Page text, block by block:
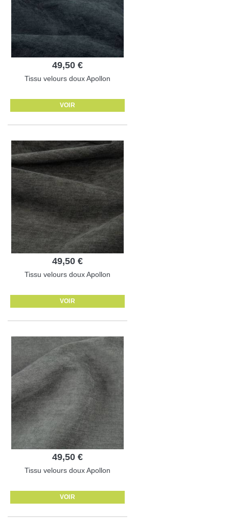
49,50 €
Tissu velours doux Apollon
VOIR
49,50 €
Tissu velours doux Apollon
VOIR
49,50 €
Tissu velours doux Apollon
VOIR